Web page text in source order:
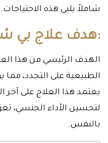
شاملاً يلبي هذه الاحتياجات.
:هدف علاج بي
الهدف الرئيسي من هذا
الطبيعية على التجدد، مما
يعتمد هذا العلاج على آخر
لتحسين الأداء الجنسي،
بالنفس.